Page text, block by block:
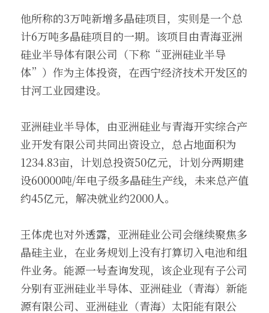
他所称的3万吨新增多晶硅项目，实则是一个总
计6万吨多晶硅项目的一期。该项目由青海亚洲
硅业半导体有限公司（下称“亚洲硅业半导
体”）作为主体投资，在西宁经济技术开发区的
甘河工业园建设。
亚洲硅业半导体，由亚洲硅业与青海开实综合产
业开发有限公司共同出资设立，总占地面积为
1234.83亩，计划总投资50亿元，计划分两期建
设60000吨/年电子级多晶硅生产线，未来总产值
约45亿元，解决就业约2000人。
王体虎也对外透露，亚洲硅业公司会继续聚焦多
晶硅主业，在业务规划上没有打算切入电池和组
件业务。能源一号查询发现，该企业现有子公司
分别有亚洲硅业半导体、亚洲硅业（青海）新能
源有限公司、亚洲硅业（青海）太阳能有限公